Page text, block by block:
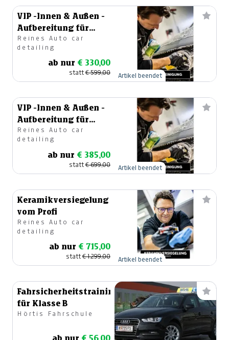
VIP -Innen & Außen -
Aufbereitung für
helle Fahrzeugfarben
Reines Auto car
detailing
ab nur € 330,00
statt€ 599,00 Artikel beendet
VIP -Innen & Außen -
Aufbereitung für
dunkle
Fahrzeugfarben
Reines Auto car
detailing
ab nur € 385,00
statt€ 699,00 Artikel beendet
Keramikversiegelung
vom Profi
Reines Auto car
detailing
ab nur € 715,00
statt€ 1.299,00 Artikel beendet
Fahrsicherheitstraining
für Klasse B
Hörtis Fahrschule